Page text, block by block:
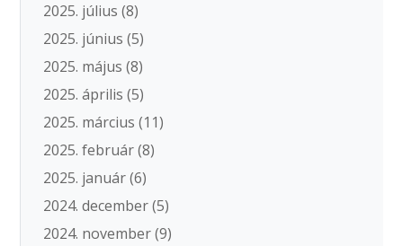
2025. július (8)
2025. június (5)
2025. május (8)
2025. április (5)
2025. március (11)
2025. február(8)
2025. január(6)
2024. december(5)
2024. november(9)